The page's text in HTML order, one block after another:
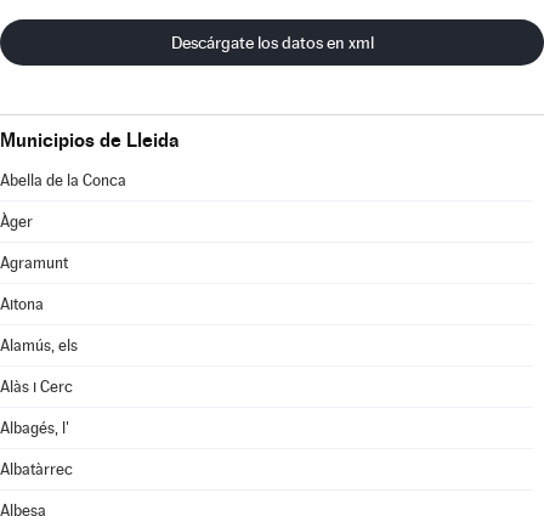
Descárgate los datos en xml
Municipios de Lleida
Abella de la Conca
Àger
Agramunt
Aitona
Alamús, els
Alàs i Cerc
Albagés, l'
Albatàrrec
Albesa